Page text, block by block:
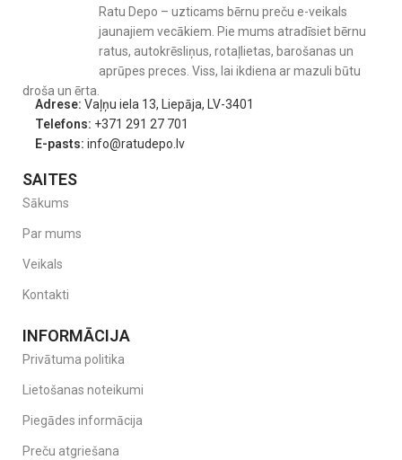
– rokturis ar drošības gredzenu
Komplektā iekļauts.
– knupītis: 2 gab.
– sterilizators/pārnēsājamais ietvars
Ar pārnēsājamo ietvaru jūs varat sterilizēt mazuļa knupīti
mikroviļņu krāsnī un uzglabāt to higiēniski tīru laikā, kad esat
Ratu Depo – uzticams bērnu preču e-veikals
jaunajiem vecākiem. Pie mums atradīsiet bērnu
ratus, autokrēsliņus, rotaļlietas, barošanas un
aprūpes preces. Viss, lai ikdiena ar mazuli būtu
droša un ērta.
Adrese: Vaļņu iela 13, Liepāja, LV-3401
Telefons: +371 291 27 701
E-pasts: info@ratudepo.lv
SAITES
Sākums
Par mums
Veikals
Kontakti
INFORMĀCIJA
Privātuma politika
Lietošanas noteikumi
Piegādes informācija
Preču atgriešana